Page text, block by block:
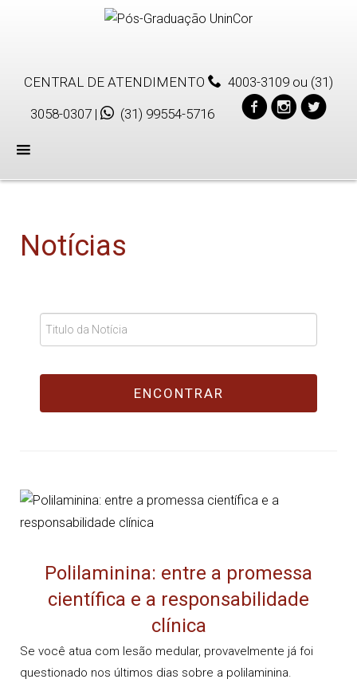
CENTRAL DE ATENDIMENTO 4003-3109 ou (31)
3058-0307 | (31) 99554-5716
Menu
Notícias
ENCONTRAR
Polilaminina: entre a promessa
científica e a responsabilidade
clínica
Se você atua com lesão medular, provavelmente já foi
questionado nos últimos dias sobre a polilaminina.